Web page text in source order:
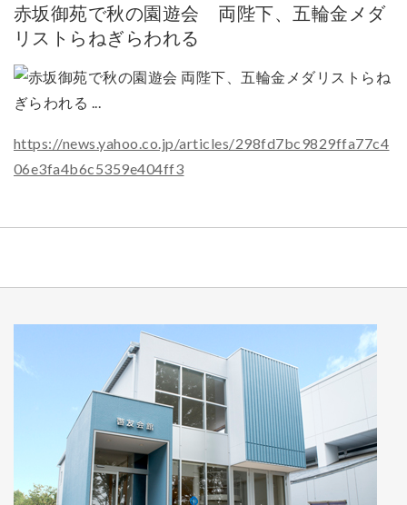
赤坂御苑で秋の園遊会 両陛下、五輪金メダ
リストらねぎらわれる
https://news.yahoo.co.jp/articles/298fd7bc9829ffa77c4
06e3fa4b6c5359e404ff3